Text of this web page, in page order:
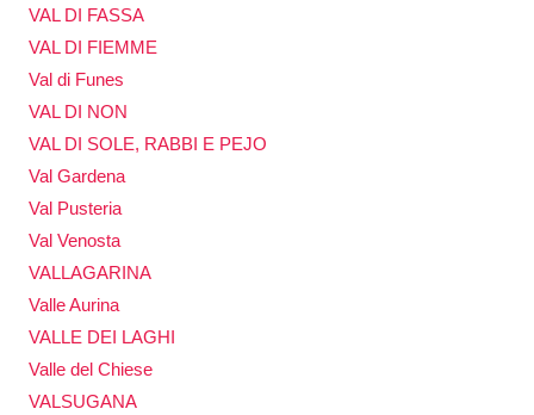
VAL DI FASSA
VAL DI FIEMME
Val di Funes
VAL DI NON
VAL DI SOLE, RABBI E PEJO
Val Gardena
Val Pusteria
Val Venosta
VALLAGARINA
Valle Aurina
VALLE DEI LAGHI
Valle del Chiese
VALSUGANA